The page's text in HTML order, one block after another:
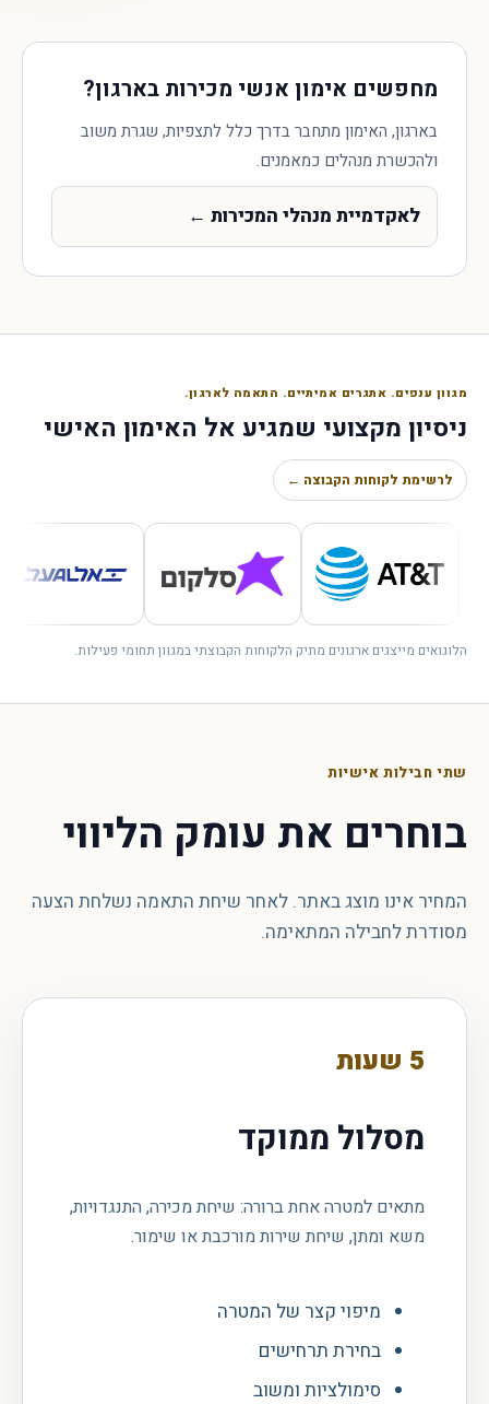
מחפשים אימון אנשי מכירות בארגון?
בארגון, האימון מתחבר בדרך כלל לתצפיות, שגרת משוב
ולהכשרת מנהלים כמאמנים.
לאקדמיית מנהלי המכירות ←
מגוון ענפים. אתגרים אמיתיים. התאמה לארגון.
ניסיון מקצועי שמגיע אל האימון האישי
לרשימת לקוחות הקבוצה ←
הלוגואים מייצגים ארגונים מתיק הלקוחות הקבוצתי במגוון תחומי פעילות.
שתי חבילות אישיות
בוחרים את עומק הליווי
המחיר אינו מוצג באתר. לאחר שיחת התאמה נשלחת הצעה
מסודרת לחבילה המתאימה.
5 שעות
מסלול ממוקד
מתאים למטרה אחת ברורה: שיחת מכירה, התנגדויות,
משא ומתן, שיחת שירות מורכבת או שימור.
מיפוי קצר של המטרה
בחירת תרחישים
סימולציות ומשוב